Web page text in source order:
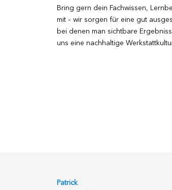
Bring gern dein Fachwissen,
mit – wir sorgen für eine gut
bei denen man sichtbare
uns eine nachhaltige
Patrick